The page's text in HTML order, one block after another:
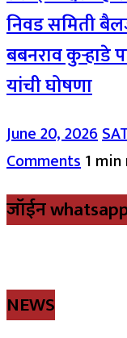
निवड समिती
बबनराव कुऱ्हाडे
यांची घोषणा
June 20, 2026
Comments1
जॉईन
NEWS